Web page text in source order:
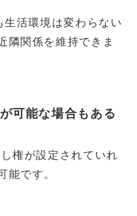
活環境は変わらない
隣関係を維持できま
可能な場合もある
権が設定されていれ
能です。